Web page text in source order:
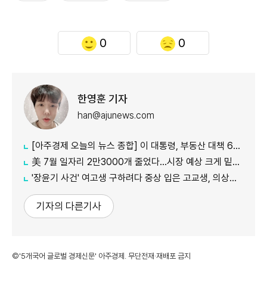
0 0
한영훈 기자
han@ajunews.com
[아주경제 오늘의 뉴스 종합] 이 대통령, 부동산 대책 6시간 점검…"기존 방식 벗어나 과감히 실행" 外
美 7월 일자리 2만3000개 줄었다…시장 예상 크게 밑돈 '고용 쇼크'
'장윤기 사건' 여고생 구하려다 중상 입은 고교생, 의상자 인정
기자의 다른기사
©'5개국어 글로벌 경제신문' 아주경제. 무단전재·재배포 금지